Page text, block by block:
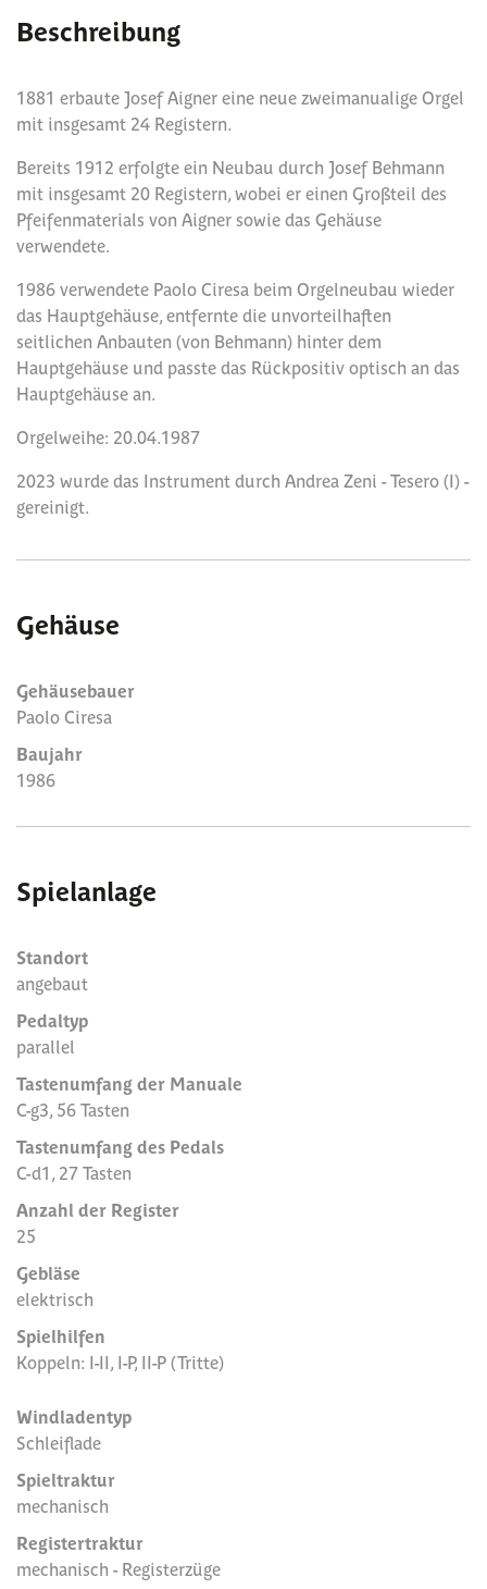
Beschreibung
1881 erbaute Josef Aigner eine neue zweimanualige Orgel
mit insgesamt 24 Registern.
Bereits 1912 erfolgte ein Neubau durch Josef Behmann
mit insgesamt 20 Registern, wobei er einen Großteil des
Pfeifenmaterials von Aigner sowie das Gehäuse
verwendete.
1986 verwendete Paolo Ciresa beim Orgelneubau wieder
das Hauptgehäuse, entfernte die unvorteilhaften
seitlichen Anbauten (von Behmann) hinter dem
Hauptgehäuse und passte das Rückpositiv optisch an das
Hauptgehäuse an.
Orgelweihe: 20.04.1987
2023 wurde das Instrument durch Andrea Zeni - Tesero (I) -
gereinigt.
Gehäuse
Gehäusebauer
Paolo Ciresa
Baujahr
1986
Spielanlage
Standort
angebaut
Pedaltyp
parallel
Tastenumfang der Manuale
C-g3, 56 Tasten
Tastenumfang des Pedals
C-d1, 27 Tasten
Anzahl der Register
25
Gebläse
elektrisch
Spielhilfen
Koppeln: I-II, I-P, II-P (Tritte)
Windladentyp
Schleiflade
Spieltraktur
mechanisch
Registertraktur
mechanisch - Registerzüge